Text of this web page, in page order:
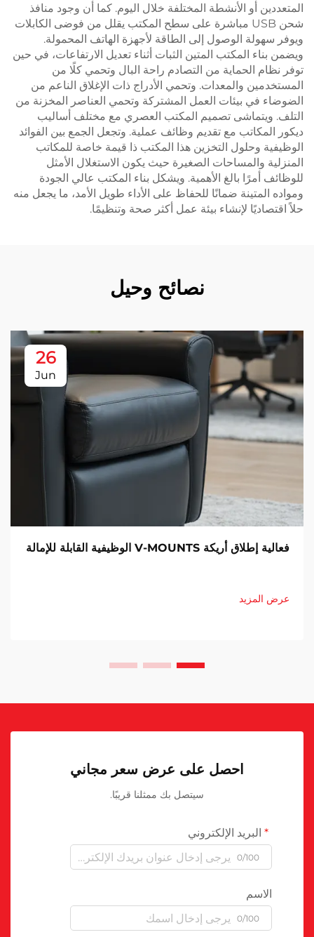
المتعددين أو الأنشطة المختلفة خلال اليوم. كما أن وجود منافذ
شحن USB مباشرة على سطح المكتب يقلل من فوضى الكابلات
ويوفر سهولة الوصول إلى الطاقة لأجهزة الهاتف المحمولة.
ويضمن بناء المكتب المتين الثبات أثناء تعديل الارتفاعات، في حين
توفر نظام الحماية من التصادم راحة البال وتحمي كلًا من
المستخدمين والمعدات. وتحمي الأدراج ذات الإغلاق الناعم من
الضوضاء في بيئات العمل المشتركة وتحمي العناصر المخزنة من
التلف. ويتماشى تصميم المكتب العصري مع مختلف أساليب
ديكور المكاتب مع تقديم وظائف عملية. وتجعل الجمع بين الفوائد
الوظيفية وحلول التخزين هذا المكتب ذا قيمة خاصة للمكاتب
المنزلية والمساحات الصغيرة حيث يكون الاستغلال الأمثل
للوظائف أمرًا بالغ الأهمية. ويشكل بناء المكتب عالي الجودة
ومواده المتينة ضمانًا للحفاظ على الأداء طويل الأمد، ما يجعل منه
حلاً اقتصاديًا لإنشاء بيئة عمل أكثر صحة وتنظيمًا.
نصائح وحيل
26
Jun
فعالية إطلاق أريكة V-MOUNTS الوظيفية القابلة للإمالة
عرض المزيد
احصل على عرض سعر مجاني
سيتصل بك ممثلنا قريبًا.
البريد الإلكتروني
0/100
الاسم
0/100